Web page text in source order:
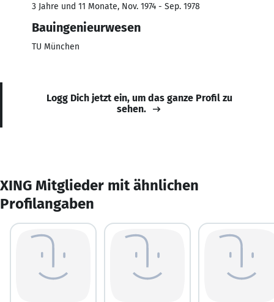
3 Jahre und 11 Monate, Nov. 1974 - Sep. 1978
Bauingenieurwesen
TU München
Logg Dich jetzt ein, um das ganze Profil zu
sehen.
XING Mitglieder mit ähnlichen
Profilangaben